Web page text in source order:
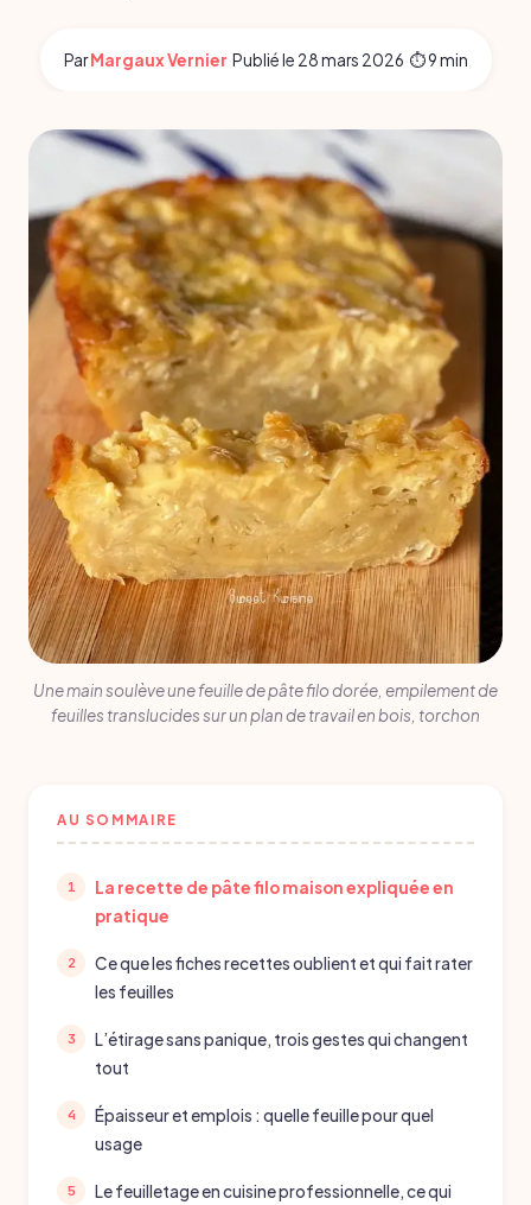
ParMargaux Vernier·Publié le 28 mars 2026·⏱ 9 min
Une main soulève une feuille de pâte filo dorée, empilement de
feuilles translucides sur un plan de travail en bois, torchon
AU SOMMAIRE
La recette de pâte filo maison expliquée en
pratique
Ce que les fiches recettes oublient et qui fait rater
les feuilles
L’étirage sans panique, trois gestes qui changent
tout
Épaisseur et emplois : quelle feuille pour quel
usage
Le feuilletage en cuisine professionnelle, ce qui